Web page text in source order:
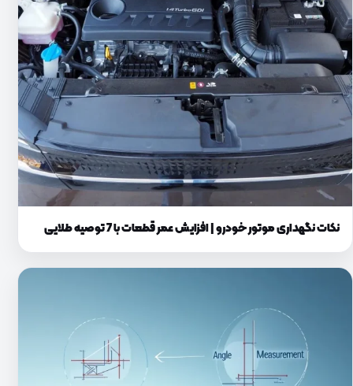
نکات نگهداری موتور خودرو | افزایش عمر قطعات با 7 توصیه طلایی